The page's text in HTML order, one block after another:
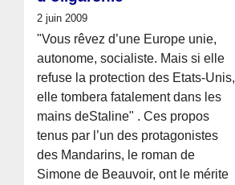
2 juin 2009
"Vous rêvez d’une Europe unie,
autonome, socialiste. Mais si elle
refuse la protection des Etats-Unis,
elle tombera fatalement dans les
mains deStaline" . Ces propos
tenus par l’un des protagonistes
des Mandarins, le roman de
Simone de Beauvoir, ont le mérite